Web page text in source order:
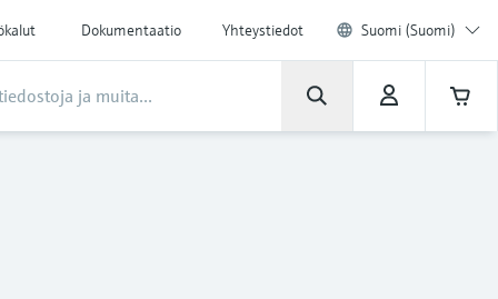
Dokumentaatio Yhteystiedot Suomi (Suomi)